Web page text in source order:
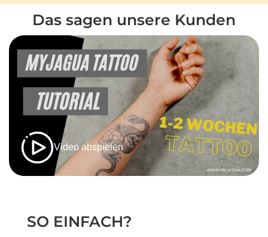
Das sagen unsere Kunden
Video abspielen
SO EINFACH?